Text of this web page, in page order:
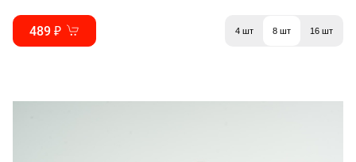
489 ₽ 4 шт 8 шт 16 шт